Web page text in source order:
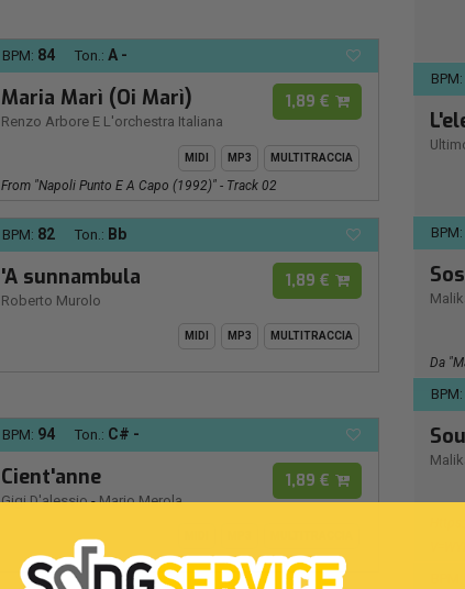
BPM: 84 Ton.: A -
Maria Marì (Oi Marì)
Renzo Arbore E L'orchestra Italiana
1,89 €
MIDI MP3 MULTITRACCIA
From "Napoli Punto E A Capo (1992)" - Track 02
BPM: 82 Ton.: Bb
'A sunnambula
Roberto Murolo
1,89 €
MIDI MP3 MULTITRACCIA
BPM: 94 Ton.: C# -
Cient'anne
Gigi D'alessio-Mario Merola
1,89 €
BPM:
BPM:
Da
BPM: